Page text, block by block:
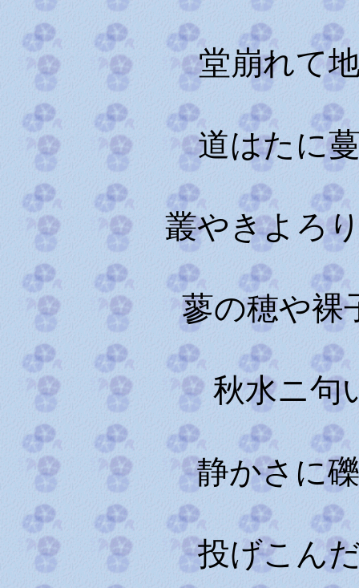
堂崩れて
道はたに
叢やきよろ
蓼の穂や裸
秋水ニ句い
静かさに
投げこん